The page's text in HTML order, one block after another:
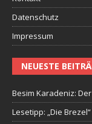
Datenschutz
Impressum
NEUESTE
Besim Karadeniz:
Lesetipp: „Die